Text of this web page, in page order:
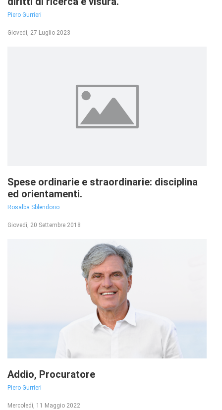
Piero Gurrieri
Giovedì, 27 Luglio 2023
Spese ordinarie e straordinarie: disciplina
ed orientamenti.
Rosalba Sblendorio
Giovedì, 20 Settembre 2018
Addio, Procuratore
Piero Gurrieri
Mercoledì, 11 Maggio 2022